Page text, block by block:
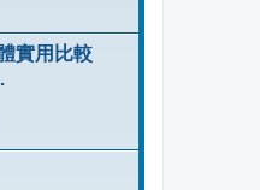
實用比較